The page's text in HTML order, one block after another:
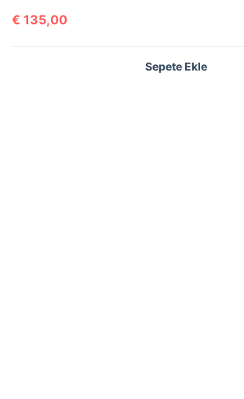
€ 135,00
Sepete Ekle